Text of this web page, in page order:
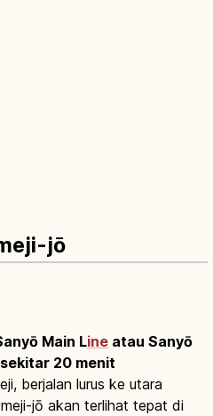
jō
Main Line atau Sanyō
20 menit
berjalan lurus ke utara
jō akan terlihat tepat di